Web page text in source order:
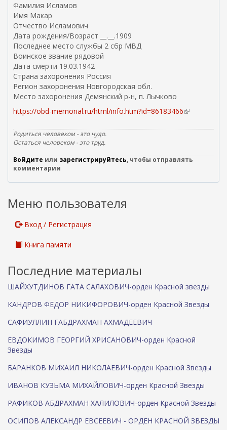
Фамилия Исламов
Имя Макар
Отчество Исламович
Дата рождения/Возраст __.__.1909
Последнее место службы 2 сбр МВД
Воинское звание рядовой
Дата смерти 19.03.1942
Страна захоронения Россия
Регион захоронения Новгородская обл.
Место захоронения Демянский р-н, п. Лычково
https://obd-memorial.ru/html/info.htm?id=86183466(
н
н
я
Родиться человеком - это чудо.
Остаться человеком - это труд.
Войдите или зарегистрируйтесь, чтобы отправлять
комментарии
Меню пользователя
Вход / Регистрация
Книга памяти
Последние материалы
ШАЙХУТДИНОВ ГАТА САЛАХОВИЧ-орден Красной звезды
КАНДРОВ ФЕДОР НИКИФОРОВИЧ-орден Красной Звезды
САФИУЛЛИН ГАБДРАХМАН АХМАДЕЕВИЧ
ЕВДОКИМОВ ГЕОРГИЙ ХРИСАНОВИЧ-орден Красной
Звезды
БАРАНКОВ МИХАИЛ НИКОЛАЕВИЧ-орден Красной Звезды
ИВАНОВ КУЗЬМА МИХАЙЛОВИЧ-орден Красной Звезды
РАФИКОВ АБДРАХМАН ХАЛИЛОВИЧ-орден Красной Звезды
ОСИПОВ АЛЕКСАНДР ЕВСЕЕВИЧ - ОРДЕН КРАСНОЙ ЗВЕЗДЫ